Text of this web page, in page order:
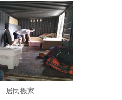
居民搬家